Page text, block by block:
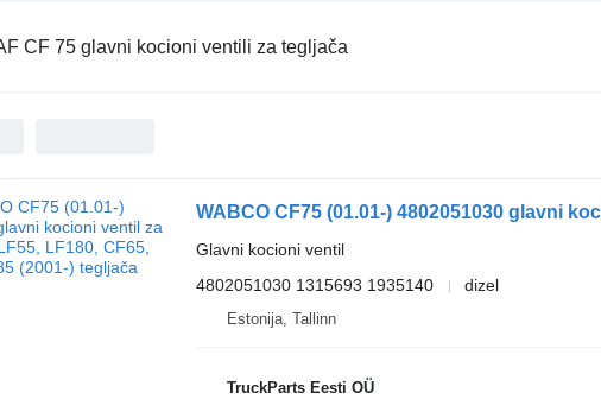
CF 75 glavni kocioni ventili za tegljača
Glavni kocioni ventil
4802051030 1315693 1935140
dizel
Estonija, Tallinn
TruckParts Eesti OÜ